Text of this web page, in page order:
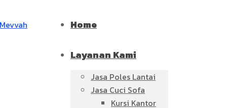
Home
Layanan Kami
Jasa Poles Lantai
Jasa Cuci Sofa
Kursi Kantor